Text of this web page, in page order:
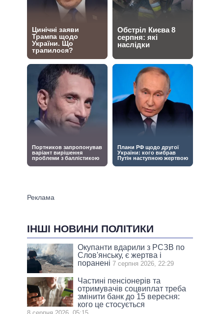
ІНШІ НОВИНИ ПОЛІТИКИ
Окупанти вдарили з РСЗВ по
Слов'янську, є жертва і
поранені 7 серпня 2026, 22:29
Частині пенсіонерів та
отримувачів соцвиплат треба
змінити банк до 15 вересня:
кого це стосується